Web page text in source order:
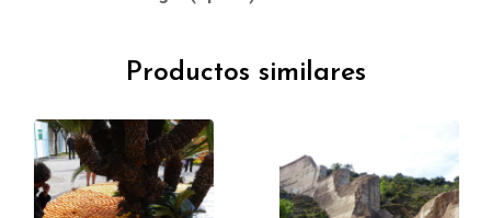
Productos similares